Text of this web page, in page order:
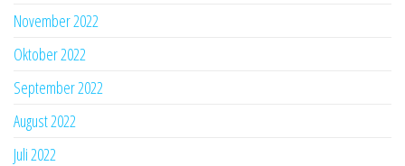
November 2022
Oktober 2022
September 2022
August 2022
Juli 2022